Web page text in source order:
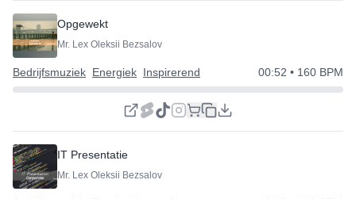
Opgewekt
Mr. Lex Oleksii Bezsalov
Bedrijfsmuziek Energiek Inspirerend 00:52 • 160 BPM
IT Presentatie
Mr. Lex Oleksii Bezsalov